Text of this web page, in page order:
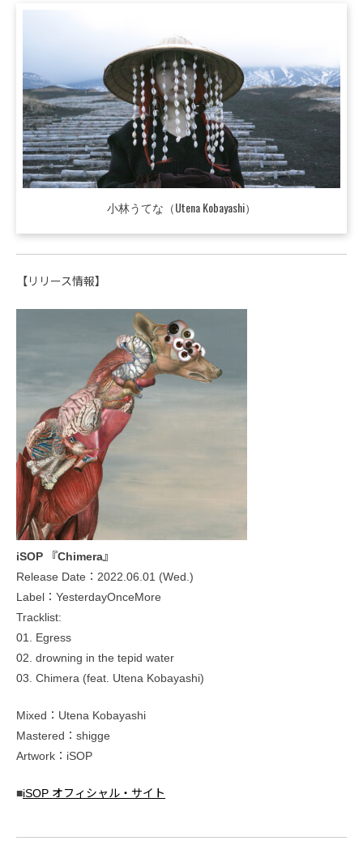
小林うてな（Utena Kobayashi）
【リリース情報】
iSOP 『Chimera』
Release Date：2022.06.01 (Wed.)
Label：YesterdayOnceMore
Tracklist:
01. Egress
02. drowning in the tepid water
03. Chimera (feat. Utena Kobayashi)
Mixed：Utena Kobayashi
Mastered：shigge
Artwork：iSOP
■iSOP オフィシャル・サイト